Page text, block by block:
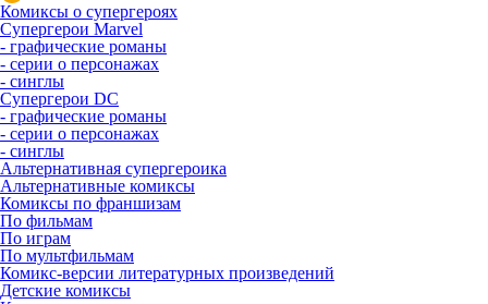
Комиксы о супергероях
Супергерои Marvel
- графические романы
- серии о персонажах
- синглы
Супергерои DC
- графические романы
- серии о персонажах
- синглы
Альтернативная супергероика
Альтернативные комиксы
Комиксы по франшизам
По фильмам
По играм
По мультфильмам
Комикс-версии литературных произведений
Детские комиксы